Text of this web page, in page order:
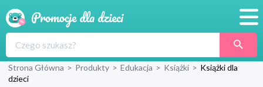
Produkty
Strona Główna > Produkty > Edukacja > Książki > Książki dla
dzieci